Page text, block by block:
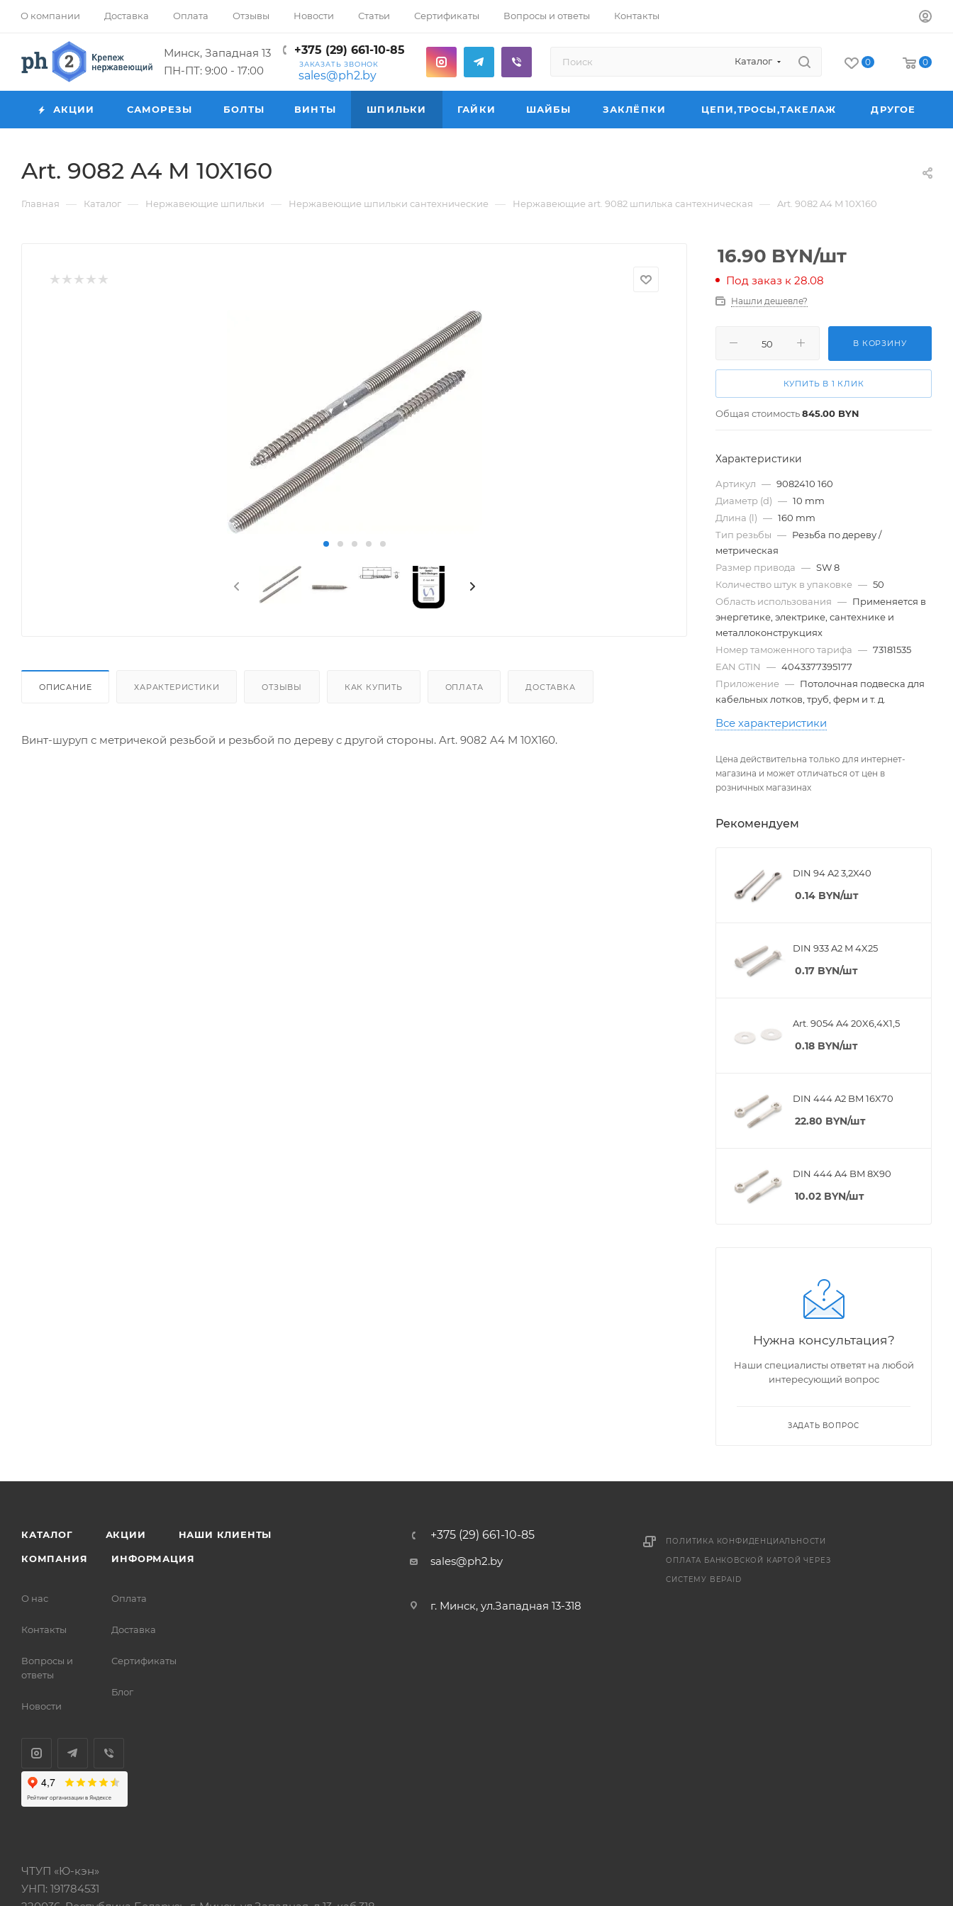
О компании Доставка Оплата Отзывы Новости Статьи Сертификаты Вопросы и ответы Контакты
Минск, Западная 13
ПН-ПТ: 9:00 - 17:00
+375 (29) 661-10-85
ЗАКАЗАТЬ ЗВОНОК
sales@ph2.by
Каталог 0 0
АКЦИИ САМОРЕЗЫ БОЛТЫ ВИНТЫ ШПИЛЬКИ ГАЙКИ ШАЙБЫ ЗАКЛЁПКИ ЦЕПИ,ТРОСЫ,ТАКЕЛАЖ ДРУГОЕ
Art. 9082 A4 M 10X160
Главная — Каталог — Нержавеющие шпильки — Нержавеющие шпильки сантехнические — Нержавеющие art. 9082 шпилька сантехническая — Art. 9082 A4 M 10X160
ОПИСАНИЕ ХАРАКТЕРИСТИКИ ОТЗЫВЫ КАК КУПИТЬ ОПЛАТА ДОСТАВКА
Винт-шуруп с метричекой резьбой и резьбой по дереву с другой стороны. Art. 9082 A4 M 10X160.
16.90 BYN/шт
Под заказ к 28.08
Нашли дешевле?
В КОРЗИНУ
КУПИТЬ В 1 КЛИК
Общая стоимость845.00 BYN
Характеристики
Артикул — 9082410 160
Диаметр (d) — 10 mm
Длина (l) — 160 mm
Тип резьбы — Резьба по дереву /
метрическая
Размер привода — SW 8
Количество штук в упаковке — 50
Область использования — Применяется в
энергетике, электрике, сантехнике и
металлоконструкциях
Номер таможенного тарифа — 73181535
EAN GTIN
— 4043377395177
Приложение — Потолочная подвеска для
кабельных лотков, труб, ферм и т. д.
Все характеристики
Цена действительна только для интернет-
магазина и может отличаться от цен в
розничных магазинах
Рекомендуем
DIN 94 A2 3,2X40
0.14 BYN/шт
DIN 933 A2 M 4X25
0.17 BYN/шт
Art. 9054 A4 20X6,4X1,5
0.18 BYN/шт
DIN 444 A2 BM 16X70
22.80 BYN/шт
DIN 444 A4 BM 8X90
10.02 BYN/шт
Нужна консультация?
Наши специалисты ответят на любой
интересующий вопрос
ЗАДАТЬ ВОПРОС
КАТАЛОГ АКЦИИ НАШИ КЛИЕНТЫ
КОМПАНИЯ
О нас
Контакты
Вопросы и
ответы
Новости
ИНФОРМАЦИЯ
Оплата
Доставка
Сертификаты
Блог
+375 (29) 661-10-85
sales@ph2.by
г. Минск, ул.Западная 13-318
ПОЛИТИКА КОНФИДЕНЦИАЛЬНОСТИ
ОПЛАТА БАНКОВСКОЙ КАРТОЙ ЧЕРЕЗ
СИСТЕМУ BEPAID
ЧТУП «Ю-кэн»
УНП: 191784531